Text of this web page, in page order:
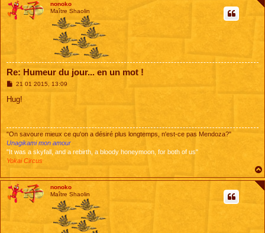
nonoko
Maître Shaolin
Re: Humeur du jour... en un mot !
M
s
21 01 2015, 13:09
Hug!
"On savoure mieux ce qu'on a désiré plus longtemps, n'est-ce pas Mendoza?"
Unagikami mon amour
"It was a skyfall, and a rebirth, a bloody honeymoon, for both of us"
Yokai Circus
nonoko
Maître Shaolin